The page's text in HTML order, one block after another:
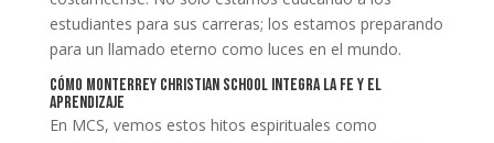
estudiantes para sus carreras; los estamos preparando
para un llamado eterno como luces en el mundo.
Cómo Monterrey Christian School integra la fe y el
aprendizaje
En MCS, vemos estos hitos espirituales como